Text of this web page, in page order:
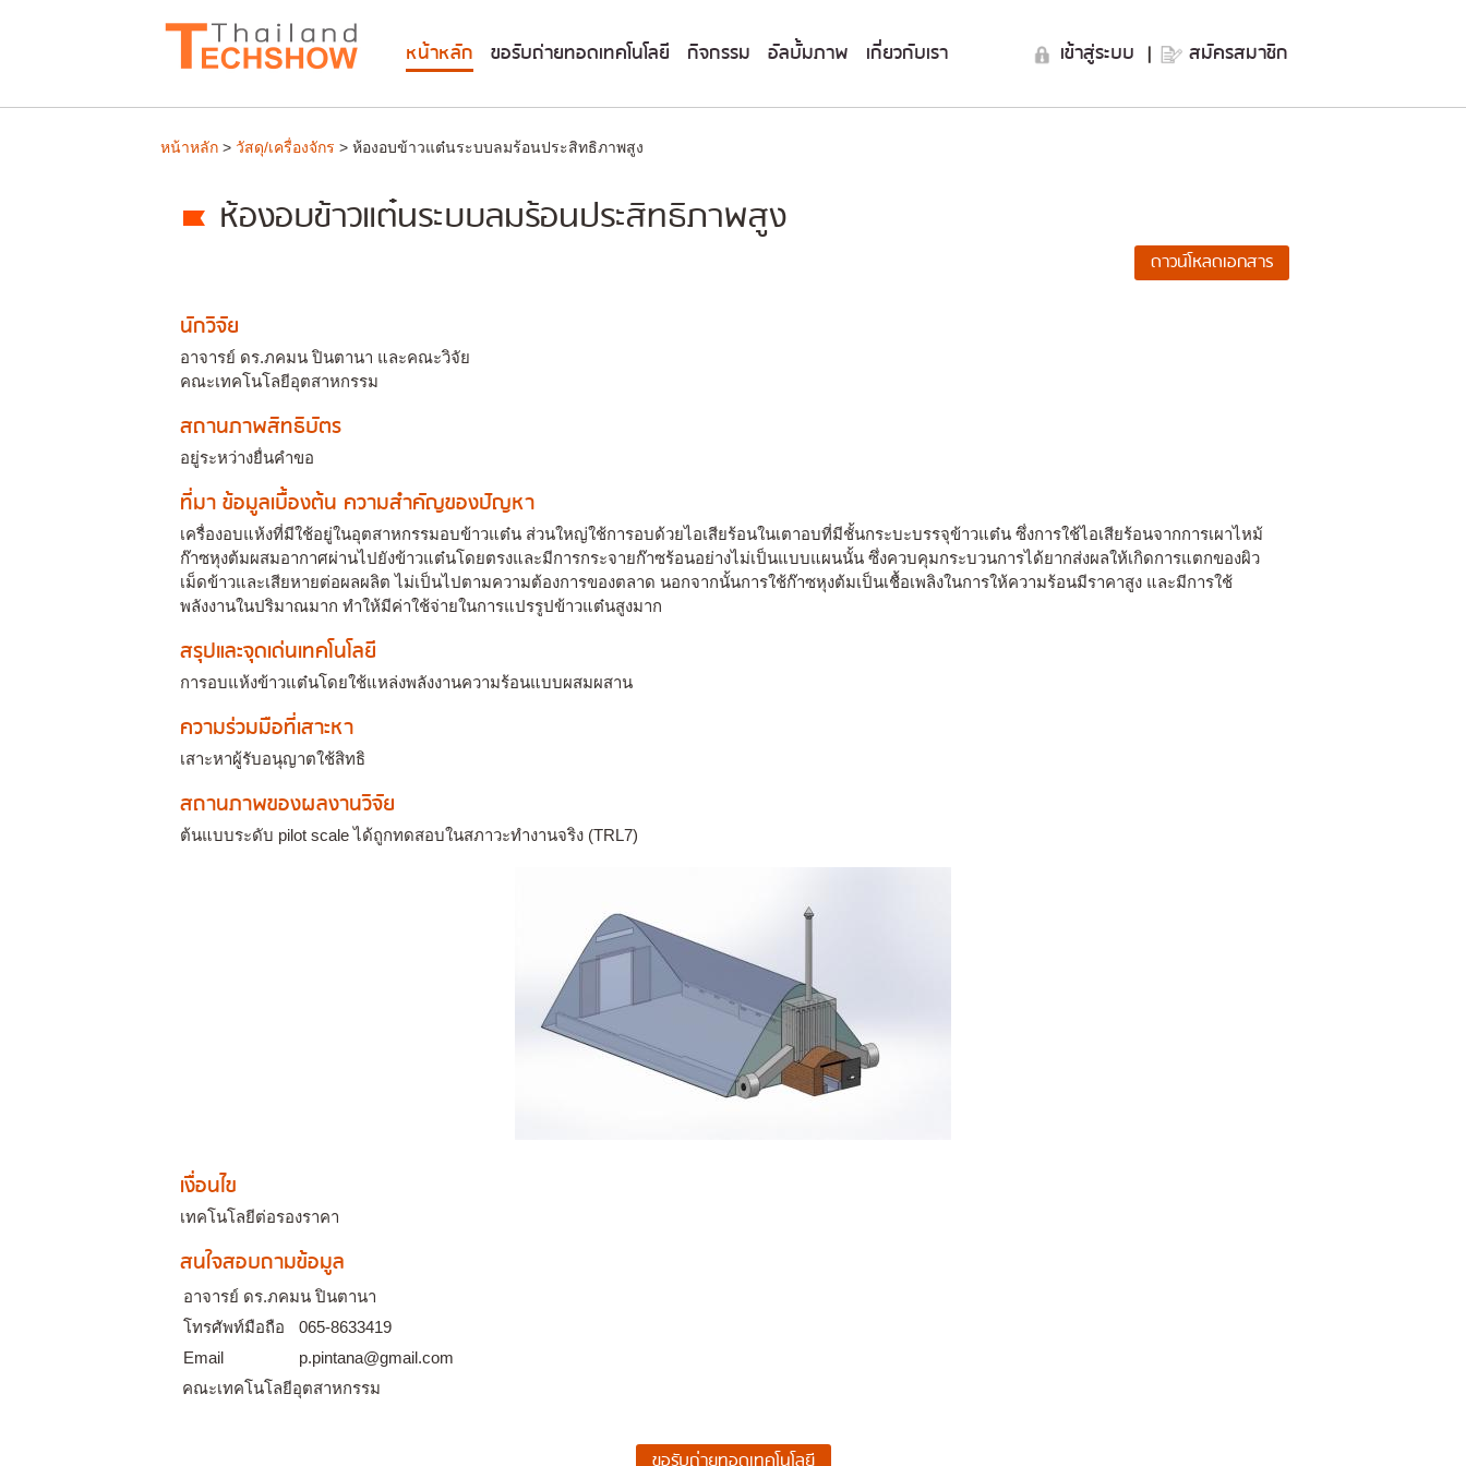
หน้าหลัก ขอรับถ่ายทอดเทคโนโลยี กิจกรรม อัลบั้มภาพ เกี่ยวกับเรา เข้าสู่ระบบ | สมัครสมาชิก
หน้าหลัก > วัสดุ/เครื่องจักร > ห้องอบข้าวแต๋นระบบลมร้อนประสิทธิภาพสูง
ห้องอบข้าวแต๋นระบบลมร้อนประสิทธิภาพสูง
นักวิจัย
อาจารย์ ดร.ภคมน ปินตานา และคณะวิจัย
คณะเทคโนโลยีอุตสาหกรรม
สถานภาพสิทธิบัตร
อยู่ระหว่างยื่นคำขอ
ที่มา ข้อมูลเบื้องต้น ความสำคัญของปัญหา
เครื่องอบแห้งที่มีใช้อยู่ในอุตสาหกรรมอบข้าวแต๋น ส่วนใหญ่ใช้การอบด้วยไอเสียร้อนในเตาอบที่มีชั้นกระบะบรรจุข้าวแต๋น ซึ่งการใช้ไอเสียร้อนจากการเผาไหม้
ก๊าซหุงต้มผสมอากาศผ่านไปยังข้าวแต๋นโดยตรงและมีการกระจายก๊าซร้อนอย่างไม่เป็นแบบแผนนั้น ซึ่งควบคุมกระบวนการได้ยากส่งผลให้เกิดการแตกของผิว
เม็ดข้าวและเสียหายต่อผลผลิต ไม่เป็นไปตามความต้องการของตลาด นอกจากนั้นการใช้ก๊าซหุงต้มเป็นเชื้อเพลิงในการให้ความร้อนมีราคาสูง และมีการใช้
พลังงานในปริมาณมาก ทำให้มีค่าใช้จ่ายในการแปรรูปข้าวแต๋นสูงมาก
สรุปและจุดเด่นเทคโนโลยี
การอบแห้งข้าวแต๋นโดยใช้แหล่งพลังงานความร้อนแบบผสมผสาน
ความร่วมมือที่เสาะหา
เสาะหาผู้รับอนุญาตใช้สิทธิ
สถานภาพของผลงานวิจัย
ต้นแบบระดับ pilot scale ได้ถูกทดสอบในสภาวะทำงานจริง (TRL7)
เงื่อนไข
เทคโนโลยีต่อรองราคา
สนใจสอบถามข้อมูล
อาจารย์ ดร.ภคมน ปินตานา
โทรศัพท์มือถือ
065-8633419
Email
p.pintana@gmail.com
คณะเทคโนโลยีอุตสาหกรรม